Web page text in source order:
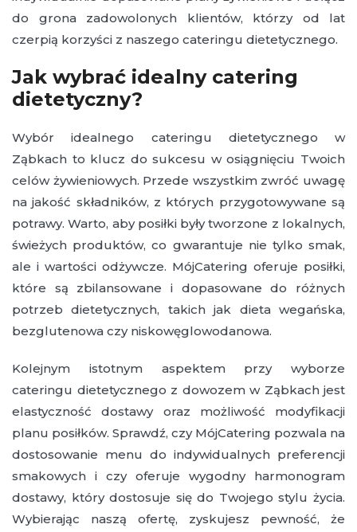
do grona zadowolonych klientów, którzy od lat
czerpią korzyści z naszego cateringu dietetycznego.
Jak wybrać idealny catering
dietetyczny?
Wybór idealnego cateringu dietetycznego w
Ząbkach to klucz do sukcesu w osiągnięciu Twoich
celów żywieniowych. Przede wszystkim zwróć uwagę
na jakość składników, z których przygotowywane są
potrawy. Warto, aby posiłki były tworzone z lokalnych,
świeżych produktów, co gwarantuje nie tylko smak,
ale i wartości odżywcze. MójCatering oferuje posiłki,
które są zbilansowane i dopasowane do różnych
potrzeb dietetycznych, takich jak dieta wegańska,
bezglutenowa czy niskowęglowodanowa.
Kolejnym istotnym aspektem przy wyborze
cateringu dietetycznego z dowozem w Ząbkach jest
elastyczność dostawy oraz możliwość modyfikacji
planu posiłków. Sprawdź, czy MójCatering pozwala na
dostosowanie menu do indywidualnych preferencji
smakowych i czy oferuje wygodny harmonogram
dostawy, który dostosuje się do Twojego stylu życia.
Wybierając naszą ofertę, zyskujesz pewność, że